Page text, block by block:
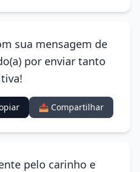
sua mensagem de
por enviar tanto
📤 Compartilhar
pelo carinho e